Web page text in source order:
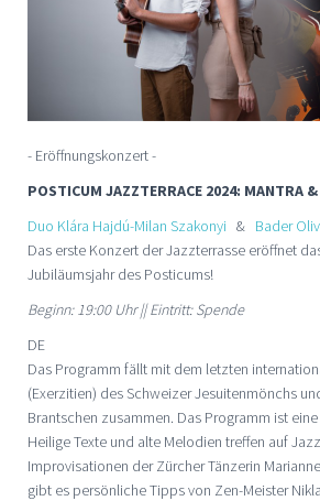
- Eröffnungskonzert -
POSTICUM JAZZTERRACE 2024: MANTRA
Duo Klára Hajdú-Milan Szakonyi & Bader
Das erste Konzert der Jazzterrasse eröffnet
Jubiläumsjahr des Posticums!
Beginn: 19:00 Uhr || Eintritt: Spende
DE
Das Programm fällt mit dem letzten
(Exerzitien) des Schweizer Jesuitenmönchs
Brantschen zusammen. Das Programm ist
Heilige Texte und alte Melodien treffen auf
Improvisationen der Zürcher Tänzerin
gibt es persönliche Tipps von Zen-Meister